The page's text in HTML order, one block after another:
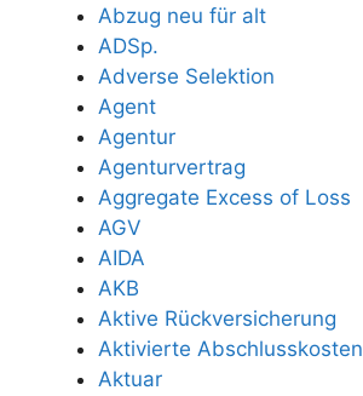
Abzug neu für alt
ADSp.
Adverse Selektion
Agent
Agentur
Agenturvertrag
Aggregate Excess of Loss
AGV
AIDA
AKB
Aktive Rückversicherung
Aktivierte Abschlusskosten
Aktuar